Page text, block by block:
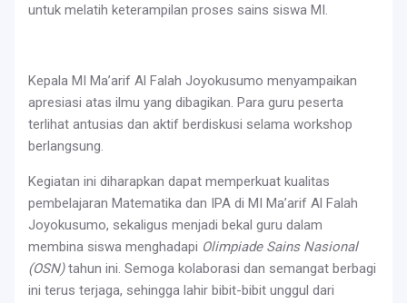
untuk melatih keterampilan proses sains siswa MI.
Kepala MI Ma’arif Al Falah Joyokusumo menyampaikan
apresiasi atas ilmu yang dibagikan. Para guru peserta
terlihat antusias dan aktif berdiskusi selama workshop
berlangsung.
Kegiatan ini diharapkan dapat memperkuat kualitas
pembelajaran Matematika dan IPA di MI Ma’arif Al Falah
Joyokusumo, sekaligus menjadi bekal guru dalam
membina siswa menghadapi Olimpiade Sains Nasional
(OSN)tahun ini. Semoga kolaborasi dan semangat berbagi
ini terus terjaga, sehingga lahir bibit-bibit unggul dari